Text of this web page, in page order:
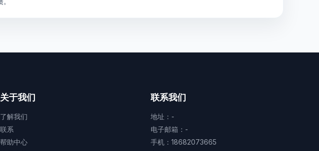
关于我们
了解我们
联系
帮助中心
联系我们
地址：-
电子邮箱：-
手机：18682073665